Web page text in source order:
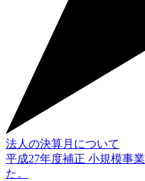
法人の決算月について
平成27年度補正 小規模事
た。